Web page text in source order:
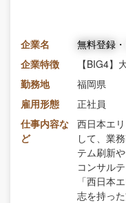
企業名
無料登録
企業特徴
【BIG4】
勤務地
福岡県
雇用形態
正社員
仕事内容な
ど
西日本エ
して、業
テム刷新
コンサル
「西日本
志を持っ